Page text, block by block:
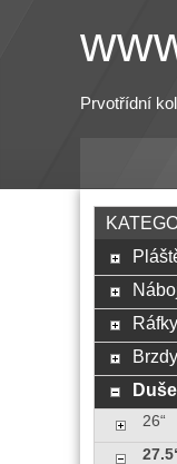
Prvotřídní
26“